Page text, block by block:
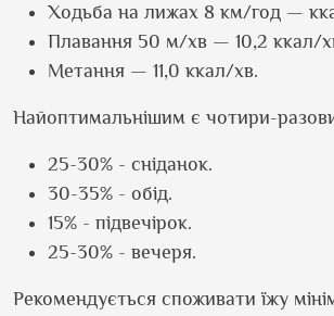
Ходьба на лижах 8 км/год —
Плавання 50 м/хв — 10,2 ккал/
Метання — 11,0 ккал/хв.
Найоптимальнішим є чотири-
25-30% - сніданок.
30-35% - обід.
15% - підвечірок.
25-30% - вечеря.
Рекомендується споживати їжу